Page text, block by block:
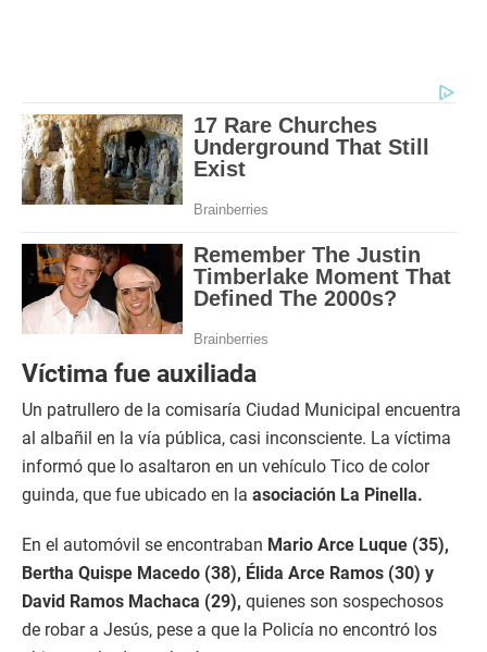
Víctima fue auxiliada
Un patrullero de la comisaría Ciudad Municipal encuentra
al albañil en la vía pública, casi inconsciente. La víctima
informó que lo asaltaron en un vehículo Tico de color
guinda, que fue ubicado en la asociación La Pinella.
En el automóvil se encontraban Mario Arce Luque (35),
Bertha Quispe Macedo (38), Élida Arce Ramos (30) y
David Ramos Machaca (29), quienes son sospechosos
de robar a Jesús, pese a que la Policía no encontró los